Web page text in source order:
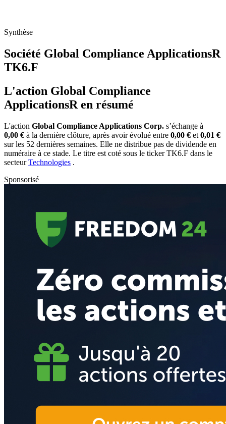
Synthèse
Société Global Compliance ApplicationsR
TK6.F
L'action Global Compliance
ApplicationsR en résumé
L'action Global Compliance Applications Corp. s’échange à
0,00 € à la dernière clôture, après avoir évolué entre 0,00 € et 0,01 €
sur les 52 dernières semaines. Elle ne distribue pas de dividende en
numéraire à ce stade. Le titre est coté sous le tickerTK6.F dans le
secteurTechnologies .
Sponsorisé